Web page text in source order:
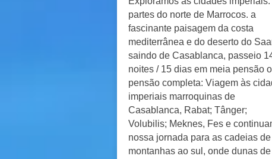
partes do norte de Marrocos. a
fascinante paisagem da costa
mediterrânea e do deserto do
saindo de Casablanca, passeio
noites / 15 dias em meia pensão
pensão completa: Viagem às
imperiais marroquinas de
Casablanca, Rabat; Tânger;
Volubilis; Meknes, Fes e
nossa jornada para as cadeias de
montanhas ao sul, onde dunas de